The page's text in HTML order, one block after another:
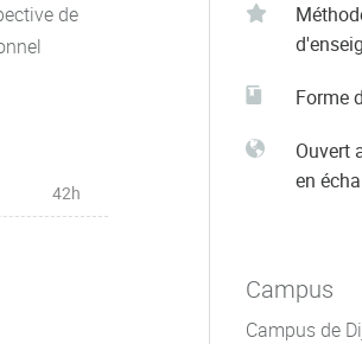
de
42h
Forme
Ouvert
en
Campus
Campus de